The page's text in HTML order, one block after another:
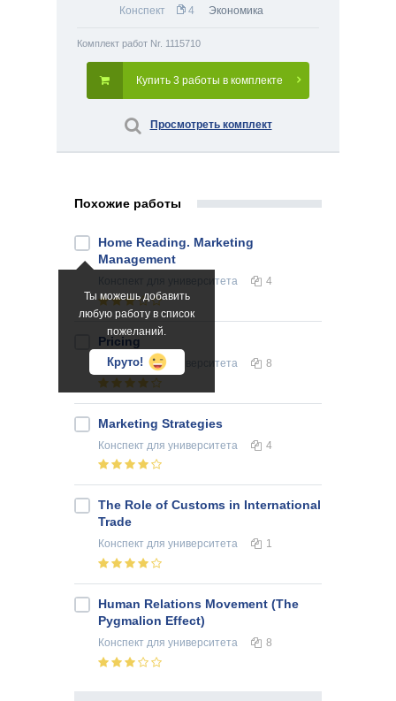
Конспект 4 Экономика
Комплект работ Nr. 1115710
Купить 3 работы в комплекте
Просмотреть комплект
Похожие работы
Ты можешь добавить
любую работу в список
пожеланий.
Круто!
Home Reading. Marketing
Management
для университета 4
Pricing
Конспект для университета 8
Marketing Strategies
Конспект для университета 4
The Role of Customs in International
Trade
Конспект для университета 1
Human Relations Movement (The
Pygmalion Effect)
Конспект для университета 8